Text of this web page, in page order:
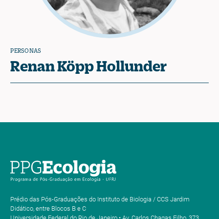
PERSONAS
Renan Köpp Hollunder
Prédio das Pós-Graduações do Instituto de Biologia / CCS Jardim
Didático, entre Blocos B e C